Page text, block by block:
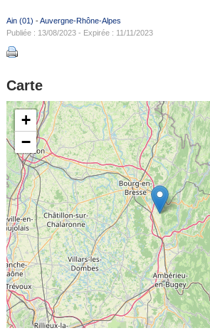
Ain (01) -Auvergne-Rhône-Alpes
Publiée : 13/08/2023 - Expirée : 11/11/2023
Carte
+
−